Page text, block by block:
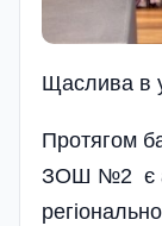
Щаслива в
Протягом
ЗОШ №2 є